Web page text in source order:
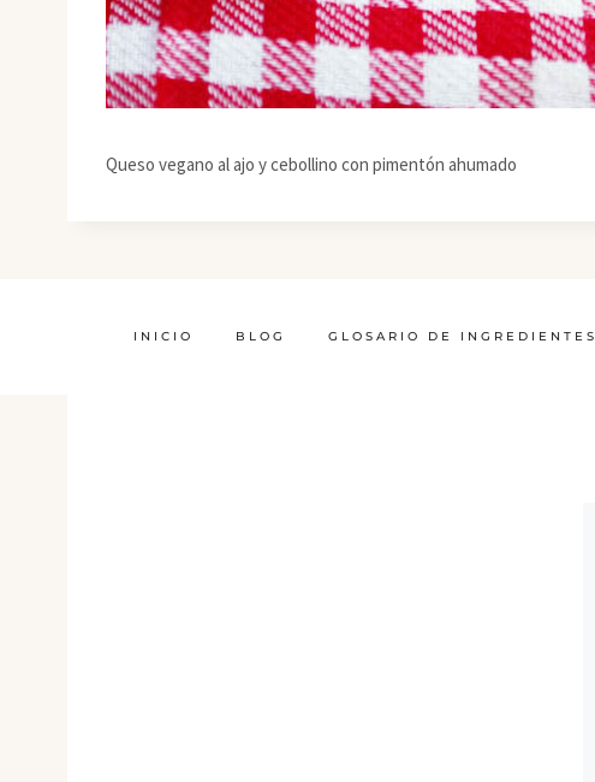
Queso vegano al ajo y cebollino con pimentón ahumado
INICIO BLOG GLOSARIO DE INGREDIENTES